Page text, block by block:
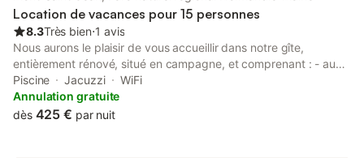
Location de vacances pour 15 personnes
8.3Très bien⋅1 avis
Nous aurons le plaisir de vous accueillir dans notre gîte,
entièrement rénové, situé en campagne, et comprenant : - au
rez-de-chaussée : un grand séjour salon, une cuisine aménagée
et équipée (four et mini-four, plaques de cuisson, micro-ondes,
2 frigidaires dont 1 avec case congélation, lave-vaisselle,
Piscine Jacuzzi
WiFi
Annulation gratuite
dès 425 € par nuit